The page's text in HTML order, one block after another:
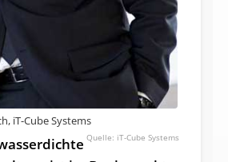
iT-Cube Systems
iT-Cube Systems